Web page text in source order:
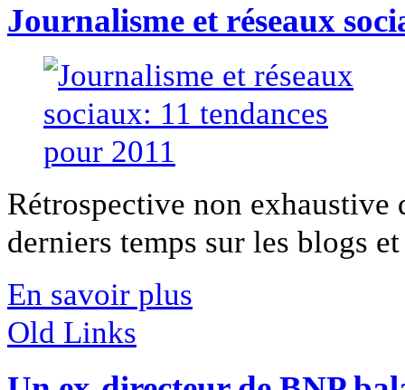
Journalisme et réseaux
Rétrospective non exhaustive
derniers temps sur les blogs
En savoir plus
Old Links